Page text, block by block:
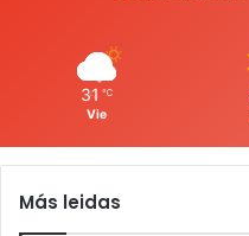
31 ℃
Vie
Más leidas